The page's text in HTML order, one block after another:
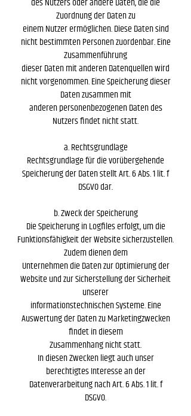
Zuordnung der Daten zu
einem Nutzer ermöglichen. Diese Daten sind
nicht bestimmten Personen zuordenbar. Eine
Zusammenführung
dieser Daten mit anderen Datenquellen wird
nicht vorgenommen. Eine Speicherung dieser
Daten zusammen mit
anderen personenbezogenen Daten des
Nutzers findet nicht statt.
a. Rechtsgrundlage
Rechtsgrundlage für die vorübergehende
Speicherung der Daten stellt Art. 6 Abs. 1 lit. f
DSGVO dar.
b. Zweck der Speicherung
Die Speicherung in Logfiles erfolgt, um die
Funktionsfähigkeit der Website sicherzustellen.
Zudem dienen dem
Unternehmen die Daten zur Optimierung der
Website und zur Sicherstellung der Sicherheit
unserer
informationstechnischen Systeme. Eine
Auswertung der Daten zu Marketingzwecken
findet in diesem
Zusammenhang nicht statt.
In diesen Zwecken liegt auch unser
berechtigtes Interesse an der
Datenverarbeitung nach Art. 6 Abs. 1 lit. f
DSGVO.